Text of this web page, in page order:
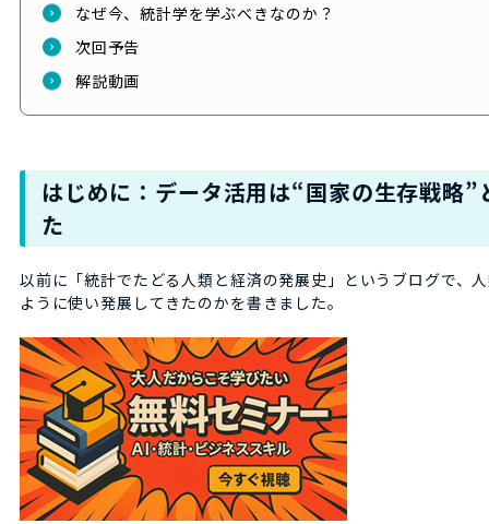
なぜ今、統計学を学ぶべきなのか？
次回予告
解説動画
はじめに：データ活用は“国家の生存戦略”
た
以前に「統計でたどる人類と経済の発展史」というブログで、
ように使い発展してきたのかを書きました。